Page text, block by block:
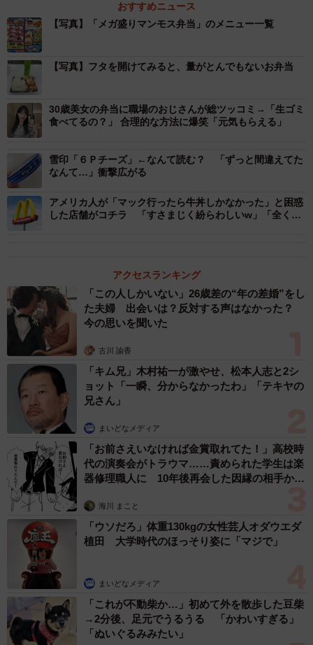
ーーこのお弁当を見た時は？
「想像以上の山盛りが来た！です」
ーーこのお弁当が採用された経緯は？
「年に1回お弁当の支給があり、頼めるのですが、今まで和
食みたいな少食な弁当ばかりだったので今年はチキン南蛮
弁当大盛りをリクエストすると、お弁当担当の人がわざわ
ざメガ盛りマンモス弁当まで買いに行ってくれました」
ーー量はどれぐらいだったのでしょう？
ーー完食できたのでしょうか？
「お弁当は総重量1.8キロのさらにご飯大盛りになっていま
おすすめニュース
【写真】「メガ盛りマンモス弁当」のメニュー一覧
【写真】フタを開けてみると、量がとんでもないお弁当
30歳美女の弁当に職場のおじさんが総ツッコミ→「生ゴミ
食べてるの？」 合理的な方法に爆笑「元気もらえる」
雪印「６Ｐチーズ」←なんて読む？ 「ずっと間違えてた
なんて…」衝撃広がる
アメリカ人が「マック行ったら牛丼しかなかった」と困惑
した店舗がコチラ 「すさまじく紛らわしいw」「全く同
アクセスランキング
「この人しかいない」26歳差の“年の差婚”をし
た夫婦 出会いは？反対する声はなかった？
今の思いを聞いた
古川 諭香
「キム兄」木村祐一が激やせ、松本人志と2シ
ョット「一瞬、分からなかったわ」「テキヤの
兄さん」
まいどなメディア
「お前さえいなければ金賞取れてた！」高校時
代の演奏会がトラウマ……責められた学生は楽
器修理職人に 10年後再会した因縁の相手から
海川 まこと
「ウソだろ」体重130kgの女性芸人オダウエダ
植田 大学時代のほっそり姿に「マジで」
まいどなメディア
「これが不動柴か…」初めて外を散歩した豆柴
→2分後、足元でうるうる 「かわいすぎる」
「ぬいぐるみみたい」